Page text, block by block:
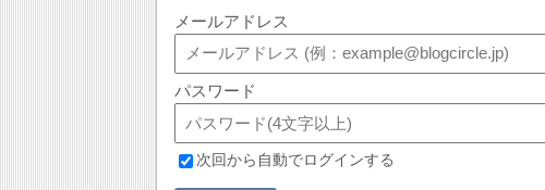
メールアドレス
パスワード
次回から自動でログインする